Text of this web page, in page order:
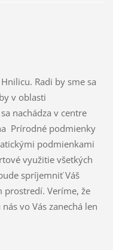
Radi by sme sa
v oblasti
nachádza v centre
Prírodné podmienky
podmienkami
využitie všetkých
spríjemniť Váš
prostredí. Veríme, že
vo Vás zanechá len